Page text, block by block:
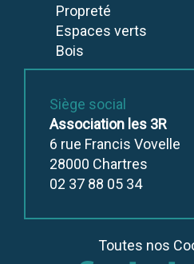
Propreté
Espaces verts
Bois
Siège social
Association les 3R
6 rue Francis Vovelle
28000 Chartres
02 37 88 05 34
Toutes nos